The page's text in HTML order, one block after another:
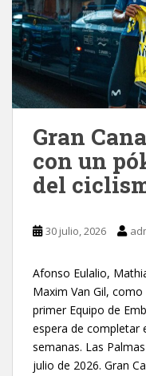
Gran
con un
del
30 julio, 2026
Afonso Eulalio,
Maxim Van Gil,
primer Equipo de
espera de completar
semanas. Las
julio de 2026. Gran